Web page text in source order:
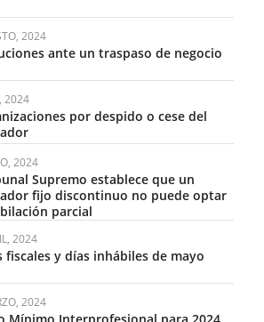
2024
ante un traspaso de negocio
2024
por despido o cese del
2024
Supremo establece que un
fijo discontinuo no puede optar
parcial
2024
fiscales y días inhábiles de mayo
2024